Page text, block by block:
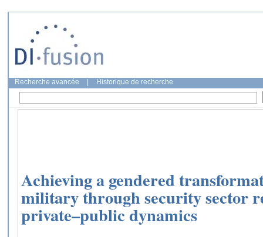
Recherche avancée Historique de recherche
Achieving a gendered
military through security sector
private–public dynamics